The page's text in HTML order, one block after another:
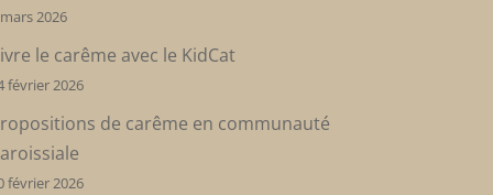
2026
le carême avec le KidCat
février 2026
de carême en communauté
février 2026